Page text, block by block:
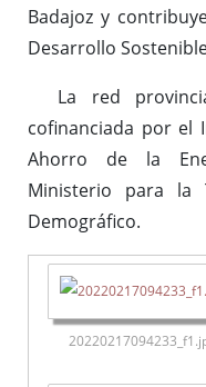
Badajoz y
Desarrollo
La red
cofinanciada por el
Ahorro de la
Ministerio para la
Demográfico.